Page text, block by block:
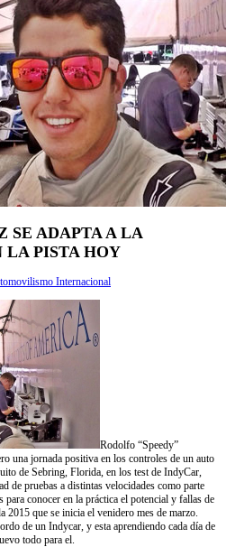
SE ADAPTA A LA
LA PISTA HOY
Internacional
Rodolfo “Speedy”
una jornada positiva en los controles de un auto
de Sebring, Florida, en los test de IndyCar,
de pruebas a distintas velocidades como parte
para conocer en la práctica el potencial y fallas de
2015 que se inicia el venidero mes de marzo.
de un Indycar, y esta aprendiendo cada día de
todo para el.